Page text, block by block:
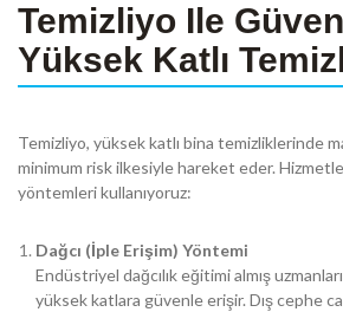
Temizliyo Ile
Yüksek Katlı
Temizliyo, yüksek katlı bina temizliklerinde
minimum risk ilkesiyle hareket eder.
yöntemleri kullanıyoruz:
Dağcı (İple Erişim) Yöntemi
Endüstriyel dağcılık eğitimi almış
yüksek katlara güvenle erişir. Dış cephe